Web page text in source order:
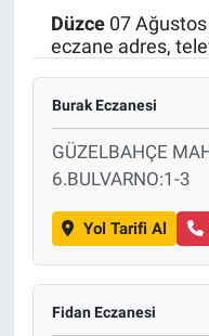
Düzce07 Ağustos
eczane adres,
Burak Eczanesi
GÜZELBAHÇE
6.BULVARNO:1-3
Yol Tarifi Al
Fidan Eczanesi
Politika
Bilecik
Kütahya
Genel
Çevre